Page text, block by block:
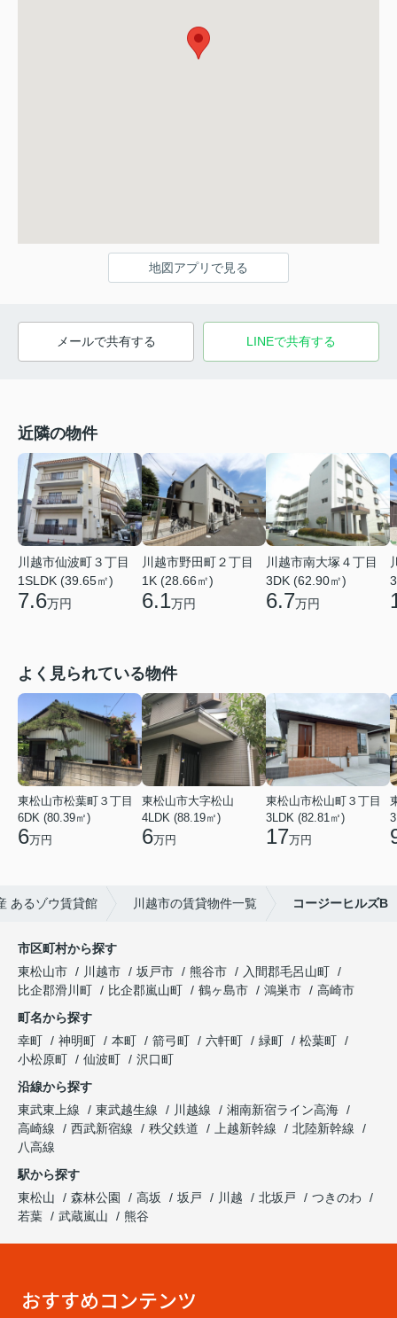
地図アプリで見る
メールで共有する LINEで共有する
近隣の物件
川越市仙波町３丁目
1SLDK (39.65㎡)
7.6万円
川越市野田町２丁目
1K (28.66㎡)
6.1万円
川越市南大塚４丁目
3DK (62.90㎡)
6.7万円
よく見られている物件
東松山市松葉町３丁目
6DK (80.39㎡)
6万円
東松山市大字松山
4LDK (88.19㎡)
6万円
東松山市松山町３丁目
3LDK (82.81㎡)
17万円
あるゾウ賃貸館 川越市の賃貸物件一覧 コージーヒルズB
市区町村から探す
東松山市
川越市 坂戸市 熊谷市
入間郡毛呂山町
比企郡滑川町
比企郡嵐山町 鶴ヶ島市 鴻巣市
高崎市
町名から探す
幸町
神明町 本町 箭弓町 六軒町 緑町
松葉町
小松原町
仙波町
沢口町
沿線から探す
東武東上線
東武越生線 川越線
湘南新宿ライン高海
高崎線
西武新宿線 秩父鉄道 上越新幹線
北陸新幹線
八高線
駅から探す
東松山
森林公園 高坂 坂戸 川越 北坂戸
つきのわ
若葉
武蔵嵐山 熊谷
おすすめコンテンツ